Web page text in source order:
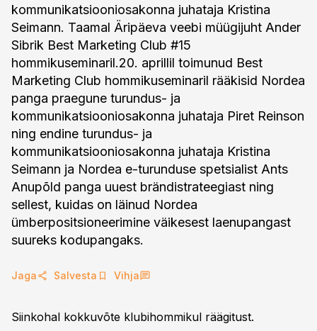
kommunikatsiooniosakonna juhataja Kristina
Seimann. Taamal Äripäeva veebi müügijuht Ander
Sibrik Best Marketing Club #15
hommikuseminaril.20. aprillil toimunud Best
Marketing Club hommikuseminaril rääkisid Nordea
panga praegune turundus- ja
kommunikatsiooniosakonna juhataja Piret Reinson
ning endine turundus- ja
kommunikatsiooniosakonna juhataja Kristina
Seimann ja Nordea e-turunduse spetsialist Ants
Anupõld panga uuest brändistrateegiast ning
sellest, kuidas on läinud Nordea
ümberpositsioneerimine väikesest laenupangast
suureks kodupangaks.
Jaga Salvesta Vihja
Siinkohal kokkuvõte klubihommikul räägitust.